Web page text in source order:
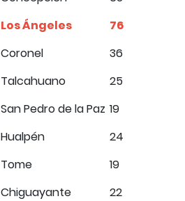
Los Ángeles
76
Coronel
36
Talcahuano
25
San Pedro de la Paz 19
Hualpén
24
Tome
19
Chiguayante
22